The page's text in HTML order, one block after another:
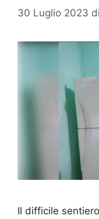
30 Luglio 2023 di
Il difficile